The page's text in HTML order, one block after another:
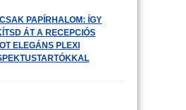
PAPÍRHALOM: ÍGY
ÁT A RECEPCIÓS
ELEGÁNS PLEXI